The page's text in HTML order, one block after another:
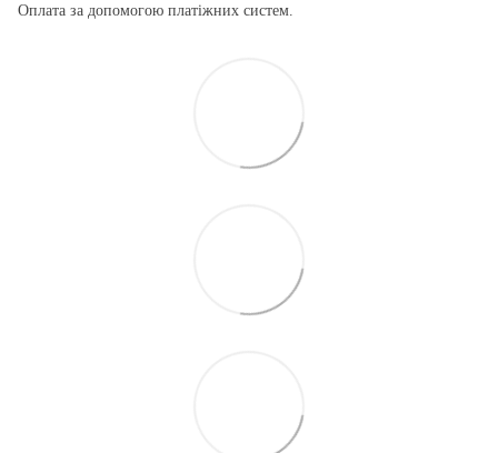
Оплата за допомогою платіжних систем.